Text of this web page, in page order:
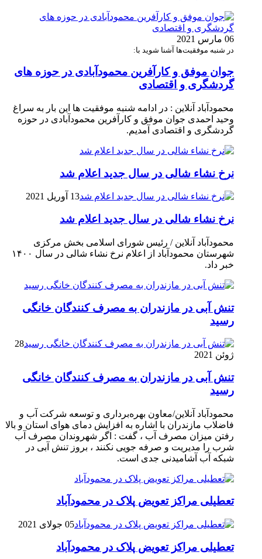
06 مارس 2021
در شنبه موفقیت‌ها آشنا شوید با:
جوان موفق و کارآفرین محمودآبادی در حوزه های
گردشگری و اقتصادی
محمودآباد آنلاین : در ادامه شنبه موفقیت ها این بار به سراغ
وحید احمدی جوان موفق و کارآفرین محمودآبادی در حوزه
گردشگری و اقتصادی آمدیم.
نرخ نشاء شالی در سال جدید اعلام شد
13 آوریل 2021
نرخ نشاء شالی در سال جدید اعلام شد
محمودآباد آنلاین / رئیس شورای اسلامی بخش مرکزی
شهرستان محمودآباد از اعلام نرخ نشاء شالی در سال ۱۴۰۰
خبر داد.
تنش آبی در مازندران به مصرف كنندگان خانگی
رسيد
28
ژوئن 2021
تنش آبی در مازندران به مصرف كنندگان خانگی
رسيد
محمودآباد آنلاین/معاون بهره‌برداری و توسعه شرکت آب و
فاضلاب مازندران با اشاره به افزایش دمای هوای استان و بالا
رفتن میزان مصرف آب ، گفت : اگر شهروندان مصرف آب
شرب را مدیریت و صرفه جویی نکنند ، بروز تنش آبی در
شبکه آب آشامیدنی جدی است.
تعطیلی مراکز تعویض پلاک در محمودآباد
05 جولای 2021
تعطیلی مراکز تعویض پلاک در محمودآباد